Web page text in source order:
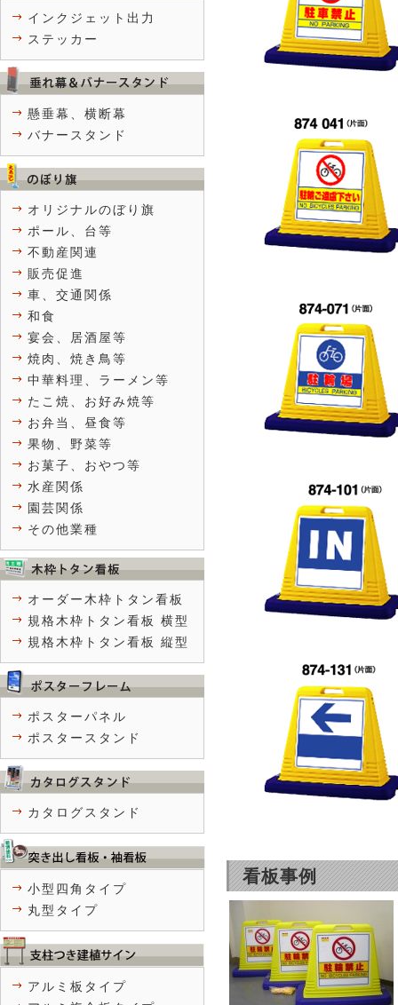
看板事例
インクジェット出力
ステッカー
懸垂幕、横断幕
バナースタンド
オリジナルのぼり旗
ポール、台等
不動産関連
販売促進
車、交通関係
和食
宴会、居酒屋等
焼肉、焼き鳥等
中華料理、ラーメン等
たこ焼、お好み焼等
お弁当、昼食等
果物、野菜等
お菓子、おやつ等
水産関係
園芸関係
その他業種
オーダー木枠トタン看板
規格木枠トタン看板 横型
規格木枠トタン看板 縦型
ポスターパネル
ポスタースタンド
カタログスタンド
小型四角タイプ
丸型タイプ
アルミ板タイプ